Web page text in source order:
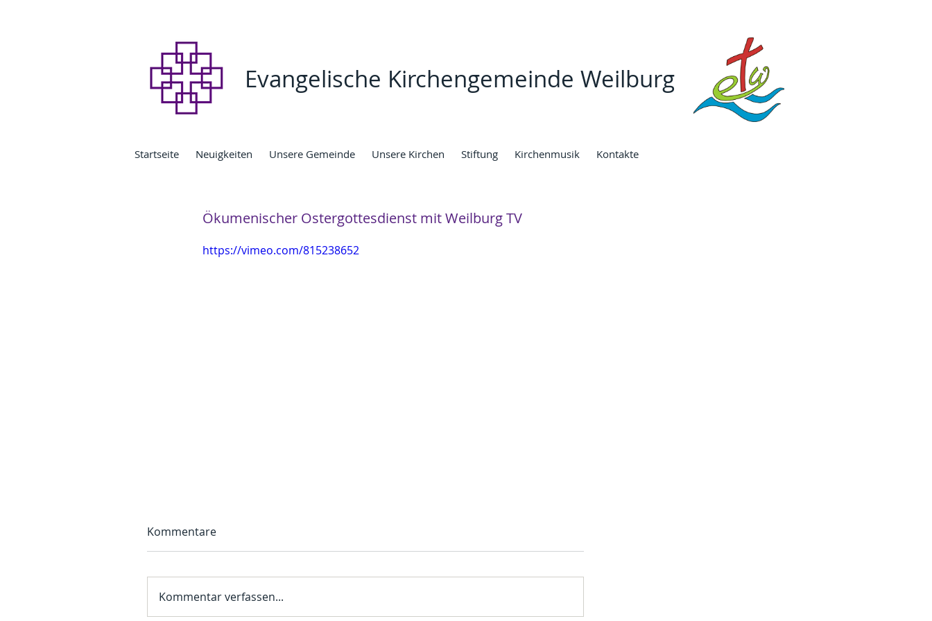
Evangelische Kirchengemeinde Weilburg
Startseite Neuigkeiten Unsere Gemeinde Unsere Kirchen Stiftung Kirchenmusik Kontakte
Ökumenischer Ostergottesdienst mit Weilburg TV
https://vimeo.com/815238652
Kommentare
Kommentar verfassen...